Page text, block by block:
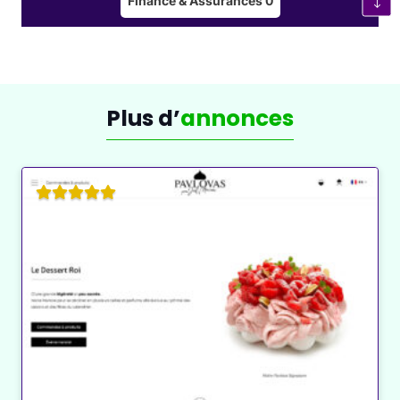
adrénaline, tout en étant sécurisée, et permet
moment fun en famille ou entre amis.
Parcours aventure en forêt
: Les parcours
Vous pourrez franchir des ponts suspendus,
glisser sur des tyroliennes et escalader des
parois.
Parc aventure en montagne: Certains parcs
Plus d’annonces